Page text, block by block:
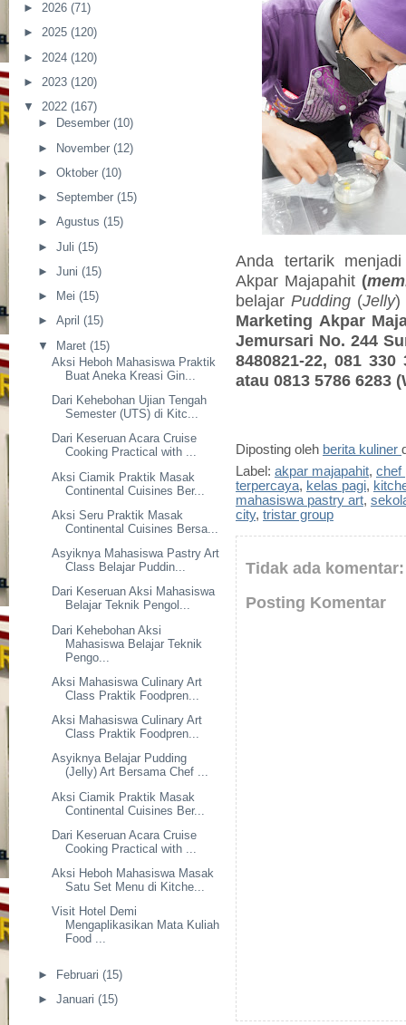
► 2026 (71)
► 2025 (120)
► 2024 (120)
► 2023 (120)
▼ 2022 (167)
►
Desember (10)
► November (12)
► Oktober (10)
► September (15)
► Agustus (15)
► Juli (15)
► Juni (15)
►
Mei (15)
► April (15)
▼ Maret (15)
Aksi Heboh Mahasiswa Praktik
Buat Aneka Kreasi Gin...
Dari Kehebohan Ujian Tengah
Semester (UTS) di Kitc...
Dari Keseruan Acara Cruise
Cooking Practical with ...
Aksi Ciamik Praktik Masak
Continental Cuisines Ber...
Aksi Seru Praktik Masak
Continental Cuisines Bersa...
Asyiknya Mahasiswa Pastry Art
Class Belajar Puddin...
Dari Keseruan Aksi Mahasiswa
Belajar Teknik Pengol...
Dari Kehebohan Aksi
Mahasiswa Belajar Teknik
Pengo...
Aksi Mahasiswa Culinary Art
Class Praktik Foodpren...
Aksi Mahasiswa Culinary Art
Class Praktik Foodpren...
Asyiknya Belajar Pudding
(Jelly) Art Bersama Chef ...
Aksi Ciamik Praktik Masak
Continental Cuisines Ber...
Dari Keseruan Acara Cruise
Cooking Practical with ...
Aksi Heboh Mahasiswa Masak
Satu Set Menu di Kitche...
Visit Hotel Demi
Mengaplikasikan Mata Kuliah
Food ...
► Februari (15)
► Januari (15)
Anda tertarik
Akpar Majapahit (
belajar Pudding(Jelly)
Marketing Akpar
Jemursari No. 244
8480821-22, 081 330
atau 0813 5786 6283
Diposting oleh berita kuliner
Label: akpar majapahit, chef
terpercaya, kelas pagi,
mahasiswa pastry art,
city, tristar group
Tidak ada komentar:
Posting Komentar